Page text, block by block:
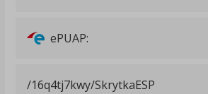
ePUAP:
/16q4tj7kwy/SkrytkaESP